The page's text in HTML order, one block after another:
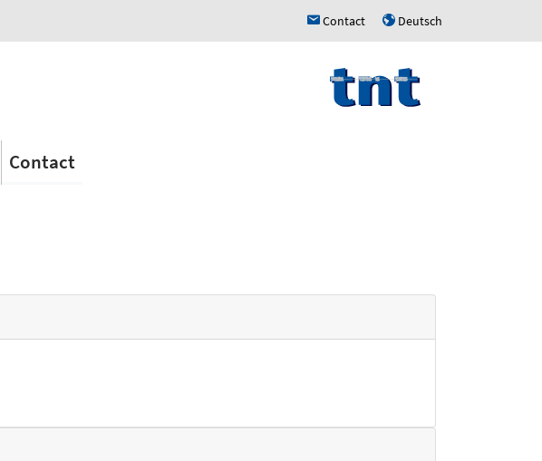
h Contact u Deutsch
Contact